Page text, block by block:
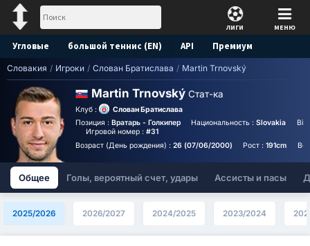
ЛИГИ МЕНЮ
Угловые большой теннис (EN) API Премиум
Прогноз
Словакия / Игроки / Слован Братислава / Martin Trnovský
Martin Trnovský Стат-ка
Клуб :
Слован Братислава
Позиция : Вратарь - Голкипер Национальность :Slovakia
Игровой номер :#31
Возраст (День рождения) : 26 (07/06/2000) Рост :191cm
Общее Голы, вероятный счет, удары Ассисты и пасы
2025/2026 2026/2027 2024/2025 2023/2024